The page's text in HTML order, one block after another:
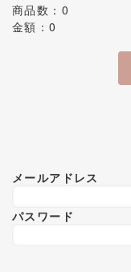
商品数：0
金額：0
メールアドレス
パスワード